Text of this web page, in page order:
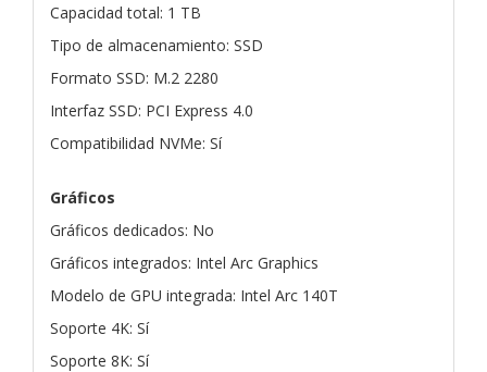
Capacidad total: 1 TB
Tipo de almacenamiento: SSD
Formato SSD: M.2 2280
Interfaz SSD: PCI Express 4.0
Compatibilidad NVMe: Sí
Gráficos
Gráficos dedicados: No
Gráficos integrados: Intel Arc Graphics
Modelo de GPU integrada: Intel Arc 140T
Soporte 4K: Sí
Soporte 8K: Sí